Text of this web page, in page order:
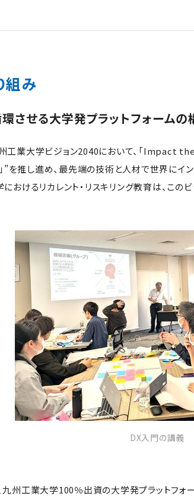
組み
させる大学発プラットフォームの
工業大学ビジョン2040において、「Impact
」”を推し進め、最先端の技術と人材で世界に
におけるリカレント・リスキリング教育は、こ
DX入門の講義
九州工業大学100％出資の大学発プラットフォ